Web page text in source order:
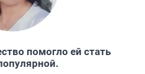
помогло ей стать